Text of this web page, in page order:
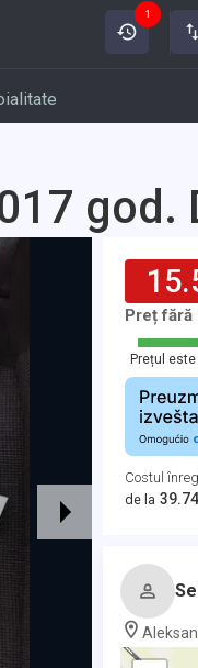
1
god.
Preț fără
Prețul
Costul
de la